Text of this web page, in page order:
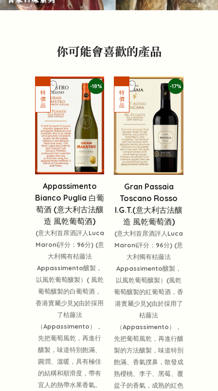
你可能會喜歡的產品
-18%
Appassimento
Bianco Puglia 白葡
萄酒 (意大利古法釀
造 風乾葡萄酒)
(意大利首席酒評人Luca
Maroni評分：96分) (意
大利獨有枯藤法
Appassimento釀製，
以風乾葡萄釀製）( 風乾
葡萄釀製的白葡萄酒，
香港實屬少見)(由於採用
了枯藤法
（Appassimento），
先把葡萄風乾，再進行
釀製，味道特別飽滿、
圓潤、溫暖，具有極佳
的結構和順滑度，帶有
宜人的熱帶水果香氣。
-17%
Gran Passaia
Toscano Rosso
I.G.T.(意大利古法釀
造 風乾葡萄酒)
(意大利首席酒評人Luca
Maroni評分：96分) (意
大利獨有枯藤法
Appassimento釀製，
以風乾葡萄釀製）(風乾
葡萄釀製的紅葡萄酒，香
港實屬少見)(由於採用了
枯藤法
（Appassimento），
先把葡萄風乾，再進行釀
製的方法釀製，味道特別
飽滿、香氣撲鼻，散發成
熟櫻桃、李子、黑莓、覆
盆子的香氣，成熟的紅色